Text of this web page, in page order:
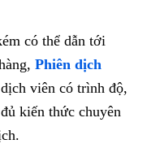
có thể dẫn tới
Phiên dịch
viên có trình độ,
kiến thức chuyên